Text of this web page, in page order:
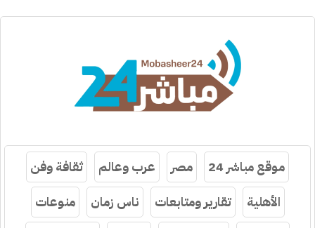
موقع مباشر 24 مصر عرب وعالم
ثقافة وفن
الأهلية
تقارير ومتابعات ناس زمان
منوعات